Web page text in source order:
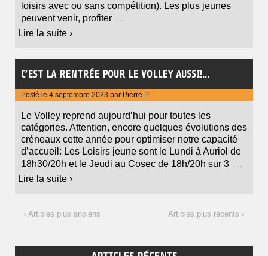
loisirs avec ou sans compétition). Les plus jeunes
peuvent venir, profiter …
Lire la suite ›
C’EST LA RENTRÉE POUR LE VOLLEY AUSSI!…
Posté le 4 septembre 2023 par Pierre P.
Le Volley reprend aujourd’hui pour toutes les
catégories. Attention, encore quelques évolutions des
créneaux cette année pour optimiser notre capacité
d’accueil: Les Loisirs jeune sont le Lundi à Auriol de
18h30/20h et le Jeudi au Cosec de 18h/20h sur 3 …
Lire la suite ›
‹ Articles plus anciens Articles plus récents ›